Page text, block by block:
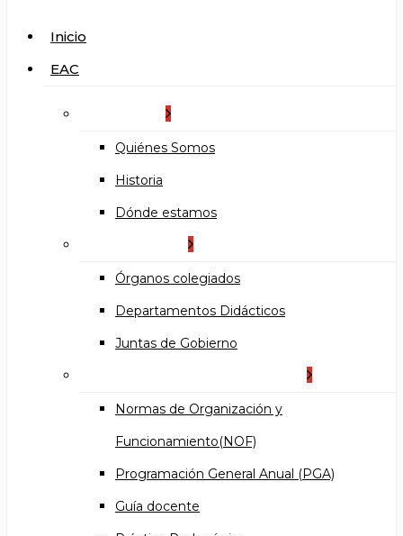
search
Menu
Inicio
EAC
Quiénes Somos
Historia
Dónde estamos
Órganos colegiados
Departamentos Didácticos
Juntas de Gobierno
Normas de Organización y
Funcionamiento(NOF)
Programación General Anual (PGA)
Guía docente